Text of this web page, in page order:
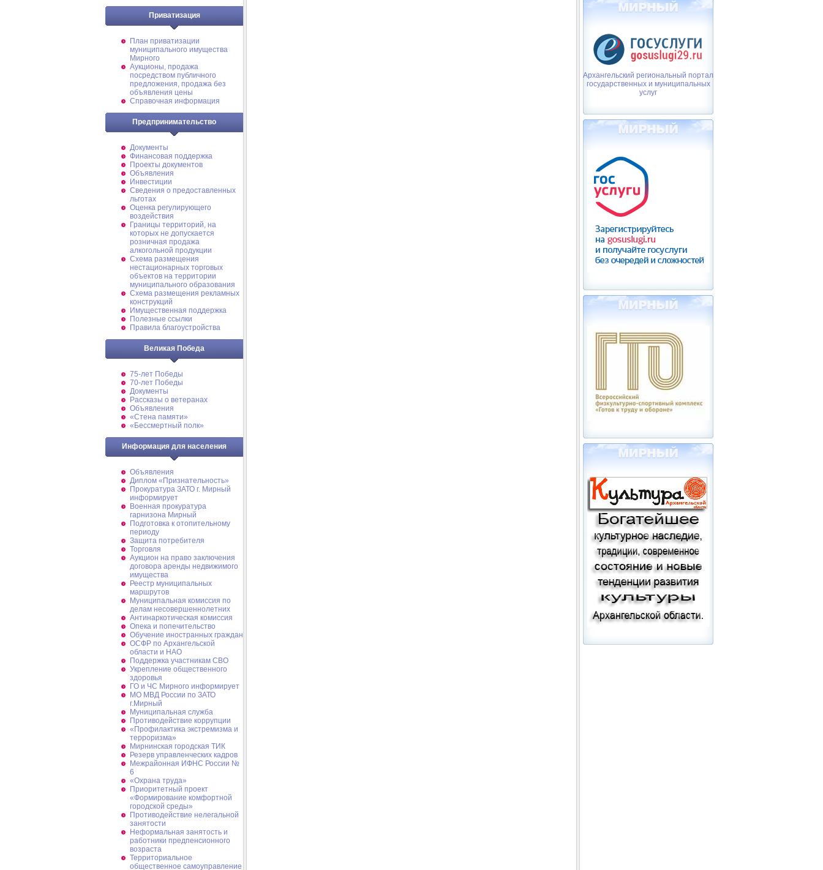
Приватизация
План приватизации
муниципального имущества
Мирного
Аукционы, продажа
посредством публичного
предложения, продажа без
объявления цены
Справочная информация
Предпринимательство
Документы
Финансовая поддержка
Проекты документов
Объявления
Инвестиции
Сведения о предоставленных
льготах
Оценка регулирующего
воздействия
Границы территорий, на
которых не допускается
розничная продажа
алкогольной продукции
Схема размещения
нестационарных торговых
объектов на территории
муниципального образования
Схема размещения рекламных
конструкций
Имущественная поддержка
Полезные ссылки
Правила благоустройства
Великая Победа
75-лет Победы
70-лет Победы
Документы
Рассказы о ветеранах
Объявления
«Стена памяти»
«Бессмертный полк»
Информация для населения
Объявления
Диплом «Признательность»
Прокуратура ЗАТО г. Мирный
информирует
Военная прокуратура
гарнизона Мирный
Подготовка к отопительному
периоду
Защита потребителя
Торговля
Аукцион на право заключения
договора аренды недвижимого
имущества
Реестр муниципальных
маршрутов
Муниципальная комиссия по
делам несовершеннолетних
Антинаркотическая комиссия
Опека и попечительство
Обучение иностранных граждан
ОСФР по Архангельской
области и НАО
Поддержка участникам СВО
Укрепление общественного
здоровья
ГО и ЧС Мирного информирует
МО МВД России по ЗАТО
г.Мирный
Муниципальная cлужба
Противодействие коррупции
«Профилактика экстремизма и
терроризма»
Мирнинская городская ТИК
Резерв управленческих кадров
Межрайонная ИФНС России №
6
«Охрана труда»
Приоритетный проект
«Формирование комфортной
городской среды»
Противодействие нелегальной
занятости
Неформальная занятость и
работники предпенсионного
возраста
Территориальное
общественное самоуправление
Архангельский региональный портал
государственных и муниципальных
услуг